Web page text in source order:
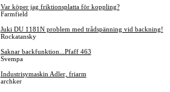
Var köper jag friktionsplatta för koppling?
Farmfield
Juki DU 1181N problem med trådspänning vid backning!
Rockatansky
Saknar backfunktion...Pfaff 463
Svempa
Industrisymaskin Adler, friarm
archker